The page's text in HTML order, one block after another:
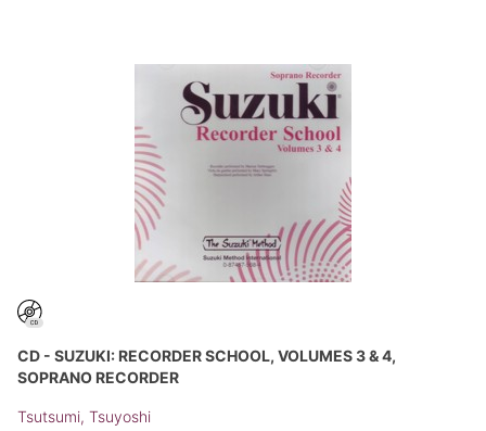
CD - SUZUKI: RECORDER SCHOOL, VOLUMES 3 & 4,
SOPRANO RECORDER
Tsutsumi, Tsuyoshi